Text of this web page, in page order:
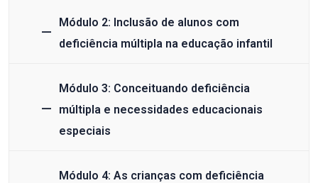
Módulo 2: Inclusão de alunos com
deficiência múltipla na educação infantil
Módulo 3: Conceituando deficiência
múltipla e necessidades educacionais
especiais
Módulo 4: As crianças com deficiência